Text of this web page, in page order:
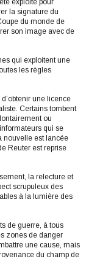
la signature du
du monde de
son image avec de
qui exploitent une
les règles
une licence
Certains tombent
ou
qui se
nouvelle est lancée
Reuter est reprise
la relecture et
scrupuleux des
à la lumière des
de guerre, à tous
zones de danger
une cause, mais
du champ de